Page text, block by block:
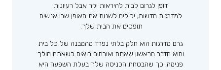
דופן לגרום לבית להיראות יקר אבל רעיונות
למדרגות חדשות, יכולים לשנות את האופן שבו אנשים
תופסים את הבית שלך.
גרם מדרגות הוא חלק בלתי נפרד מהמבנה של כל בית
והוא הדבר הראשון שאתה ואורחים רואים כשאתה הולך
פנימה, כך שהבטחת הכניסה שלך בעלת השפעה היא